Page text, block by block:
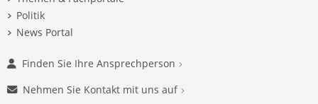
Politik
News Portal
Finden Sie Ihre Ansprechperson
Nehmen Sie Kontakt mit uns auf